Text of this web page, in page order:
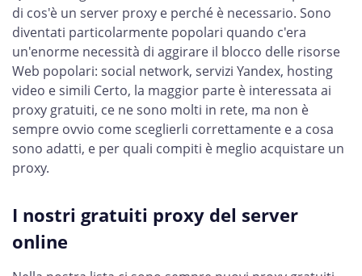
momento del suo utilizzo, i proxy potrebbero già non
essere disponibili.
di cos'è un server proxy e perché è necessario. Sono
diventati particolarmente popolari quando c'era
un'enorme necessità di aggirare il blocco delle risorse
Web popolari: social network, servizi Yandex, hosting
video e simili Certo, la maggior parte è interessata ai
proxy gratuiti, ce ne sono molti in rete, ma non è
sempre ovvio come sceglierli correttamente e a cosa
sono adatti, e per quali compiti è meglio acquistare un
proxy.
I nostri gratuiti proxy del server
online